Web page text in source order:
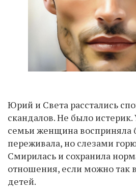
Юрий и Света расстались
скандалов. Не было
семьи женщина восприняла
переживала, но слезами
Смирилась и сохранила
отношения, если можно так
детей.